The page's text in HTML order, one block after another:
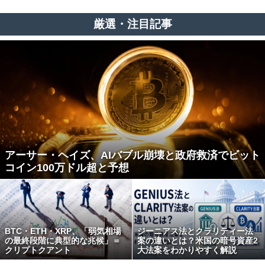
厳選・注目記事
アーサー・ヘイズ、AIバブル崩壊と政府救済でビット
コイン100万ドル超と予想
BTC・ETH・XRP、「弱気相場
の最終段階に典型的な兆候」＝
クリプトクアント
ジーニアス法とクラリティー法
案の違いとは？米国の暗号資産2
大法案をわかりやすく解説